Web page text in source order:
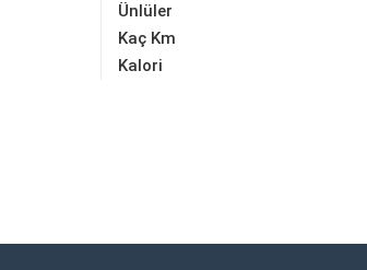
Ünlüler
Kaç Km
Kalori